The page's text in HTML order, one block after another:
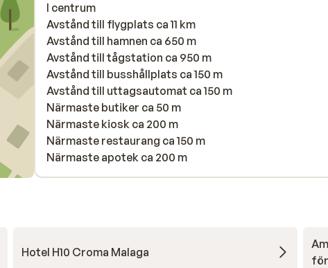
I centrum
Avstånd till flygplats ca 11 km
Avstånd till hamnen ca 650 m
Avstånd till tågstation ca 950 m
Avstånd till busshållplats ca 150 m
Avstånd till uttagsautomat ca 150 m
Närmaste butiker ca 50 m
Närmaste kiosk ca 200 m
Närmaste restaurang ca 150 m
Närmaste apotek ca 200 m
Hotel H10 Croma Malaga